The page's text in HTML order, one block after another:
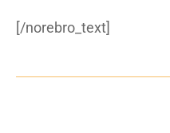
[/norebro_text]